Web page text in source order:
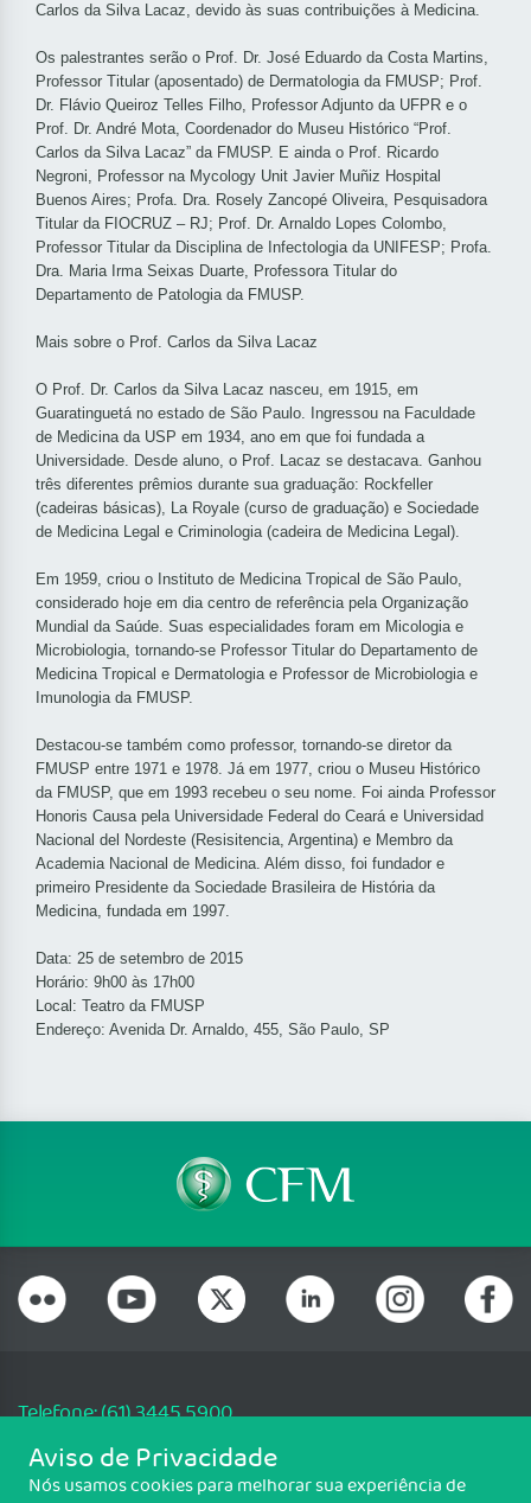
Carlos da Silva Lacaz, devido às suas contribuições à Medicina.
Os palestrantes serão o Prof. Dr. José Eduardo da Costa Martins,
Professor Titular (aposentado) de Dermatologia da FMUSP; Prof.
Dr. Flávio Queiroz Telles Filho, Professor Adjunto da UFPR e o
Prof. Dr. André Mota, Coordenador do Museu Histórico “Prof.
Carlos da Silva Lacaz” da FMUSP. E ainda o Prof. Ricardo
Negroni, Professor na Mycology Unit Javier Muñiz Hospital
Buenos Aires; Profa. Dra. Rosely Zancopé Oliveira, Pesquisadora
Titular da FIOCRUZ – RJ; Prof. Dr. Arnaldo Lopes Colombo,
Professor Titular da Disciplina de Infectologia da UNIFESP; Profa.
Dra. Maria Irma Seixas Duarte, Professora Titular do
Departamento de Patologia da FMUSP.
Mais sobre o Prof. Carlos da Silva Lacaz
O Prof. Dr. Carlos da Silva Lacaz nasceu, em 1915, em
Guaratinguetá no estado de São Paulo. Ingressou na Faculdade
de Medicina da USP em 1934, ano em que foi fundada a
Universidade. Desde aluno, o Prof. Lacaz se destacava. Ganhou
três diferentes prêmios durante sua graduação: Rockfeller
(cadeiras básicas), La Royale (curso de graduação) e Sociedade
de Medicina Legal e Criminologia (cadeira de Medicina Legal).
Em 1959, criou o Instituto de Medicina Tropical de São Paulo,
considerado hoje em dia centro de referência pela Organização
Mundial da Saúde. Suas especialidades foram em Micologia e
Microbiologia, tornando-se Professor Titular do Departamento de
Medicina Tropical e Dermatologia e Professor de Microbiologia e
Imunologia da FMUSP.
Destacou-se também como professor, tornando-se diretor da
FMUSP entre 1971 e 1978. Já em 1977, criou o Museu Histórico
da FMUSP, que em 1993 recebeu o seu nome. Foi ainda Professor
Honoris Causa pela Universidade Federal do Ceará e Universidad
Nacional del Nordeste (Resisitencia, Argentina) e Membro da
Academia Nacional de Medicina. Além disso, foi fundador e
primeiro Presidente da Sociedade Brasileira de História da
Medicina, fundada em 1997.
Data: 25 de setembro de 2015
Horário: 9h00 às 17h00
Local: Teatro da FMUSP
Endereço: Avenida Dr. Arnaldo, 455, São Paulo, SP
Telefone: (61) 3445 5900
Email: cfm@portalmedico.org.br
SGAS 616, Conjunto D, Lote 115, L2 Sul, Brasília/DF - CEP: 70200-760 -
Aviso de Privacidade
Nós usamos cookies para melhorar sua experiência de